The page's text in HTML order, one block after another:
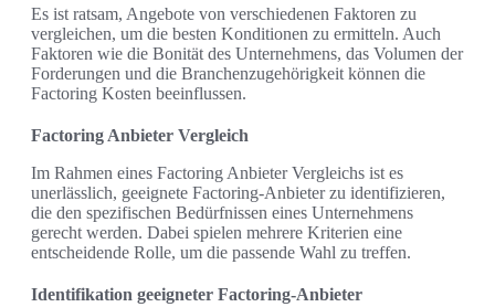
Es ist ratsam, Angebote von verschiedenen Faktoren zu
vergleichen, um die besten Konditionen zu ermitteln. Auch
Faktoren wie die Bonität des Unternehmens, das Volumen der
Forderungen und die Branchenzugehörigkeit können die
Factoring Kosten beeinflussen.
Factoring Anbieter Vergleich
Im Rahmen eines Factoring Anbieter Vergleichs ist es
unerlässlich, geeignete Factoring-Anbieter zu identifizieren,
die den spezifischen Bedürfnissen eines Unternehmens
gerecht werden. Dabei spielen mehrere Kriterien eine
entscheidende Rolle, um die passende Wahl zu treffen.
Identifikation geeigneter Factoring-Anbieter